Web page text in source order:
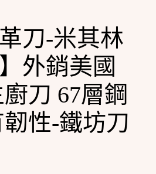
刀-米其林
外銷美國
刀 67層鋼
性-鐵坊刀